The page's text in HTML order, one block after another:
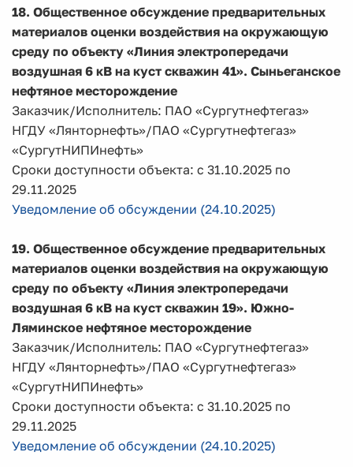
18. Общественное обсуждение предварительных
материалов оценки воздействия на окружающую
среду по объекту «Линия электропередачи
воздушная 6 кВ на куст скважин 41». Сыньеганское
нефтяное месторождение
Заказчик/Исполнитель: ПАО «Сургутнефтегаз»
НГДУ «Лянторнефть»/ПАО «Сургутнефтегаз»
«СургутНИПИнефть»
Сроки доступности объекта: с 31.10.2025 по
29.11.2025
Уведомление об обсуждении (24.10.2025)
19. Общественное обсуждение предварительных
материалов оценки воздействия на окружающую
среду по объекту «Линия электропередачи
воздушная 6 кВ на куст скважин 19». Южно-
Ляминское нефтяное месторождение
Заказчик/Исполнитель: ПАО «Сургутнефтегаз»
НГДУ «Лянторнефть»/ПАО «Сургутнефтегаз»
«СургутНИПИнефть»
Сроки доступности объекта: с 31.10.2025 по
29.11.2025
Уведомление об обсуждении (24.10.2025)